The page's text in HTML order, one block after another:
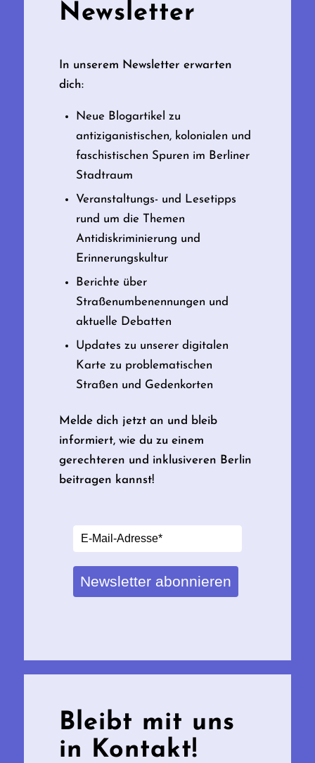
Newsletter
In unserem Newsletter erwarten
dich:
Neue Blogartikel zu
antiziganistischen, kolonialen und
faschistischen Spuren im Berliner
Stadtraum
Veranstaltungs- und Lesetipps
rund um die Themen
Antidiskriminierung und
Erinnerungskultur
Berichte über
Straßenumbenennungen und
aktuelle Debatten
Updates zu unserer digitalen
Karte zu problematischen
Straßen und Gedenkorten
Melde dich jetzt an und bleib
informiert, wie du zu einem
gerechteren und inklusiveren Berlin
beitragen kannst!
Newsletter abonnieren
Bleibt mit uns
in Kontakt!